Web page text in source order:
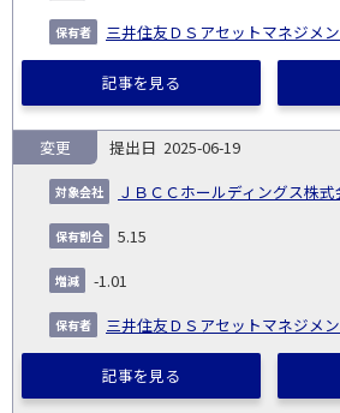
三井住友ＤＳアセットマネジメ
記事を見る
2025-06-19
ＪＢＣＣホールディングス株式
変更
5.15
-1.01
三井住友ＤＳアセットマネジメ
記事を見る